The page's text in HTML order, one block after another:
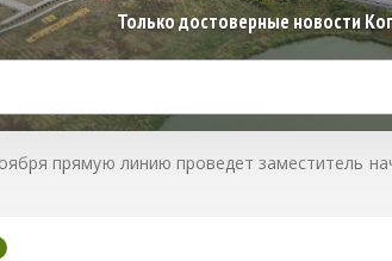
Только достоверные новости
прямую линию проведет заместитель